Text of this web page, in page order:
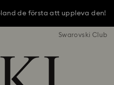
de första att uppleva den!
de första att uppleva den!
frakt över 1 070 kronorSwarovski Club